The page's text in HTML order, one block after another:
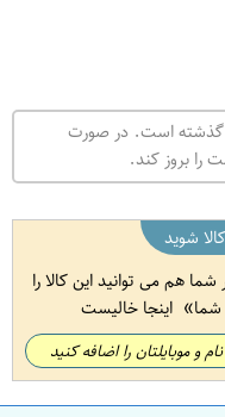
گذشته است. در صورت
را بروز کند.
شوید
شما هم می توانید این کالا را
شما اینجا خالیست
و موبایلتان را اضافه کنید